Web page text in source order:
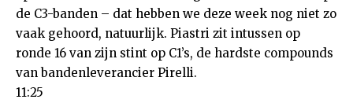
de C3-banden – dat hebben we deze week nog niet zo
vaak gehoord, natuurlijk. Piastri zit intussen op
ronde 16 van zijn stint op C1’s, de hardste compounds
van bandenleverancier Pirelli.
11:25